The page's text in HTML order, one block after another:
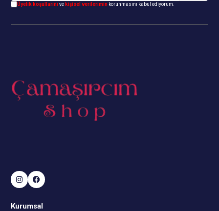
Üyelik koşullarınıve kişisel verilerimin korunmasını kabul ediyorum.
Kurumsal